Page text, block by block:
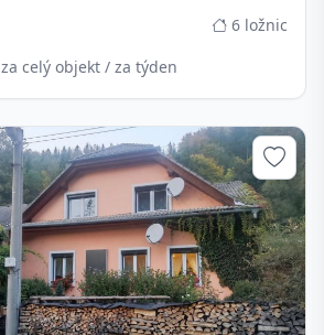
6 ložnic
za celý objekt / za týden